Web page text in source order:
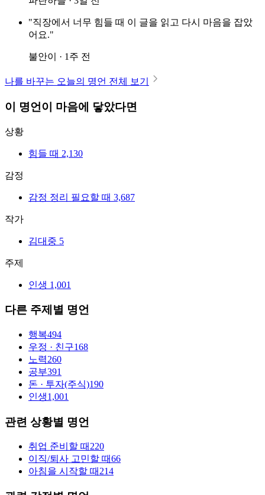
"직장에서 너무 힘들 때 이 글을 읽고 다시 마음을 잡았
어요."
불안이 · 1주 전
나를 바꾸는 오늘의 명언 전체 보기
이 명언이 마음에 닿았다면
상황
힘들 때 2,130
감정
감정 정리 필요할 때 3,687
작가
김대중 5
주제
인생 1,001
다른 주제별 명언
행복494
우정 · 친구168
노력260
공부391
돈 · 투자(주식)190
인생1,001
관련 상황별 명언
취업 준비할 때 220
이직/퇴사 고민할 때66
아침을 시작할 때 214